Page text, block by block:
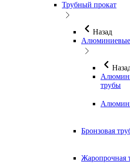
Трубный прокат
Назад
трубы
Бронзовая
Жаропрочная